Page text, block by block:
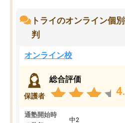
トライのオンライン個
判
オンライン校
保護者
総合評価
通塾開始時
中2